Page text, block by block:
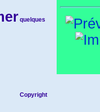
quelques
Copyright